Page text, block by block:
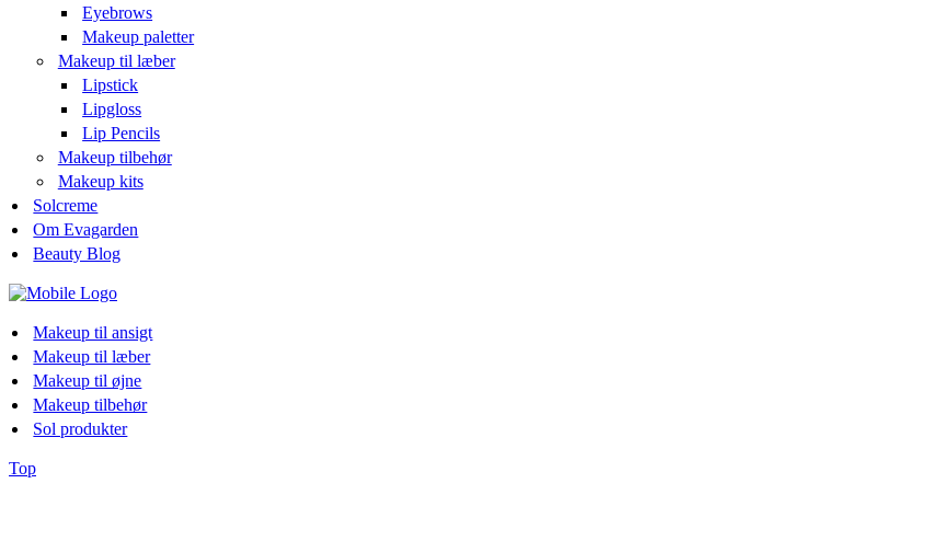
Eyebrows
Makeup paletter
Makeup til læber
Lipstick
Lipgloss
Lip Pencils
Makeup tilbehør
Makeup kits
Solcreme
Om Evagarden
Beauty Blog
Makeup til ansigt
Makeup til læber
Makeup til øjne
Makeup tilbehør
Sol produkter
Top